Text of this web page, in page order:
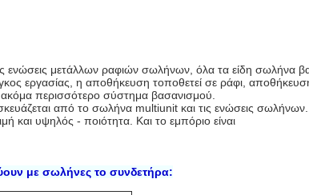
ενώσεις μετάλλων ραφιών σωλήνων, όλα τα είδη σωλήνα
εργασίας, η αποθήκευση τοποθετεί σε ράφι,
περισσότερο σύστημα βασανισμού.
από το σωλήνα multiunit και τις ενώσεις σωλήνων.
και υψηλός - ποιότητα. Και το εμπόριο είναι
με σωλήνες το συνδετήρα: